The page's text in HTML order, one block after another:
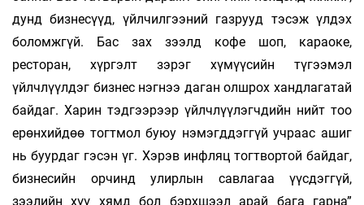
дунд бизнесүүд, үйлчилгээний газрууд тэсэж үлдэх
боломжгүй. Бас зах зээлд кофе шоп, караоке,
ресторан, хүргэлт зэрэг хүмүүсийн түгээмэл
үйлчлүүлдэг бизнес нэгнээ даган олшрох хандлагатай
байдаг. Харин тэдгээрээр үйлчлүүлэгчдийн нийт тоо
ерөнхийдөө тогтмол буюу нэмэгддэггүй учраас ашиг
нь буурдаг гэсэн үг. Хэрэв инфляц тогтвортой байдаг,
бизнесийн орчинд улирлын савлагаа үүсдэггүй,
зээлийн хүү хямд бол бэрхшээл арай бага гарна”